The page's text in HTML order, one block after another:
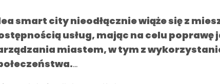
smart city nieodłącznie wiąże się z
usług, mając na celu
miastem, w tym z
...